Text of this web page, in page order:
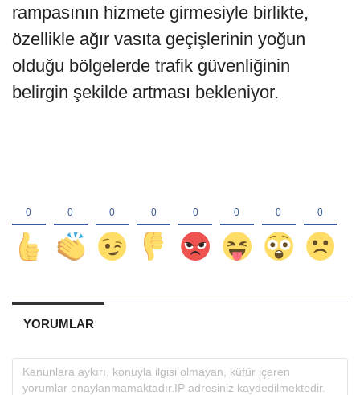
rampasının hizmete girmesiyle birlikte,
özellikle ağır vasıta geçişlerinin yoğun
olduğu bölgelerde trafik güvenliğinin
belirgin şekilde artması bekleniyor.
YORUMLAR